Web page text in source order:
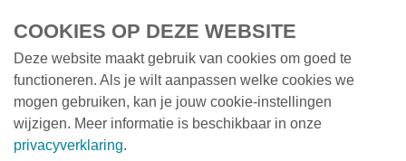
MENU
Milieunieuws
COOKIES OP DEZE WEBSITE
Deze website maakt gebruik van cookies om goed te
functioneren. Als je wilt aanpassen welke cookies we
mogen gebruiken, kan je jouw cookie-instellingen
wijzigen. Meer informatie is beschikbaar in onze
privacyverklaring.